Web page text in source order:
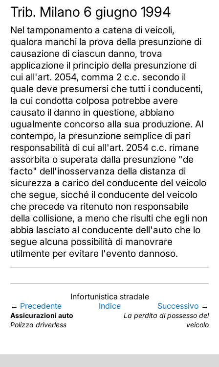
Trib. Milano 6 giugno 1994
Nel tamponamento a catena di veicoli,
qualora manchi la prova della presunzione di
causazione di ciascun danno, trova
applicazione il principio della presunzione di
cui all'art. 2054, comma 2 c.c. secondo il
quale deve presumersi che tutti i conducenti,
la cui condotta colposa potrebbe avere
causato il danno in questione, abbiano
ugualmente concorso alla sua produzione. Al
contempo, la presunzione semplice di pari
responsabilità di cui all'art. 2054 c.c. rimane
assorbita o superata dalla presunzione "de
facto" dell'inosservanza della distanza di
sicurezza a carico del conducente del veicolo
che segue, sicché il conducente del veicolo
che precede va ritenuto non responsabile
della collisione, a meno che risulti che egli non
abbia lasciato al conducente dell'auto che lo
segue alcuna possibilità di manovrare
utilmente per evitare l'evento dannoso.
Infortunistica stradale
← Precedente
Assicurazioni auto
Polizza driverless
Indice Successivo →
La perdita di possesso del
veicolo